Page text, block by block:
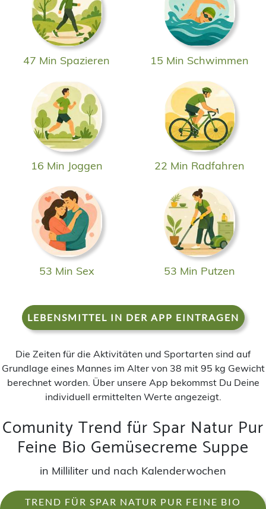
47 Min Spazieren 15 Min Schwimmen
16 Min Joggen 22 Min Radfahren
53 Min Sex 53 Min Putzen
LEBENSMITTEL IN DER APP EINTRAGEN
Die Zeiten für die Aktivitäten und Sportarten sind auf
Grundlage eines Mannes im Alter von 38 mit 95 kg Gewicht
berechnet worden. Über unsere App bekommst Du Deine
individuell ermittelten Werte angezeigt.
Comunity Trend für Spar Natur Pur
Feine Bio Gemüsecreme Suppe
in Milliliter und nach Kalenderwochen
TREND FÜR SPAR NATUR PUR FEINE BIO